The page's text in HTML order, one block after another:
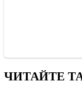
ЧИТАЙТЕ